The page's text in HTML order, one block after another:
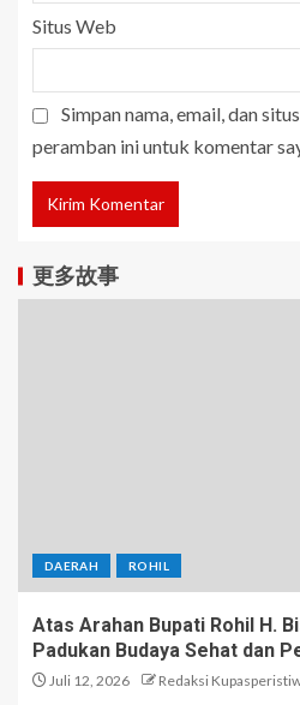
Situs Web
Simpan nama, email, dan
peramban ini untuk komentar
更多故事
DAERAH ROHIL
Atas Arahan Bupati Rohil H.
Padukan Budaya Sehat dan
Juli 12, 2026 Redaksi